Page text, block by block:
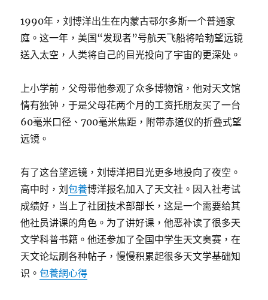
1990年，刘博洋出生在内蒙古鄂尔多斯一个普通家
庭。这一年，美国“发现者”号航天飞船将哈勃望远镜
送入太空，人类将自己的目光投向了宇宙的更深处。
上小学前，父母带他参观了众多博物馆，他对天文馆
情有独钟，于是父母花两个月的工资托朋友买了一台
60毫米口径、700毫米焦距，附带赤道仪的折叠式望
远镜。
有了这台望远镜，刘博洋把目光更多地投向了夜空。
高中时，刘包養博洋报名加入了天文社。因入社考试
成绩好，当上了社团技术部部长，这是一个需要给其
他社员讲课的角色。为了讲好课，他恶补读了很多天
文学科普书籍。他还参加了全国中学生天文奥赛，在
天文论坛刷各种帖子，慢慢积累起很多天文学基础知
识。包養網心得